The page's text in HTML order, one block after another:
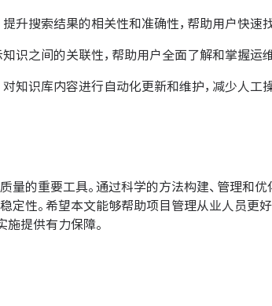
提升搜索结果的相关性和准确性，帮助用户快速
识之间的关联性，帮助用户全面了解和掌握运维
知识库内容进行自动化更新和维护，减少人工
量的重要工具。通过科学的方法构建、管理和
定性。希望本文能够帮助项目管理从业人员更
施提供有力保障。